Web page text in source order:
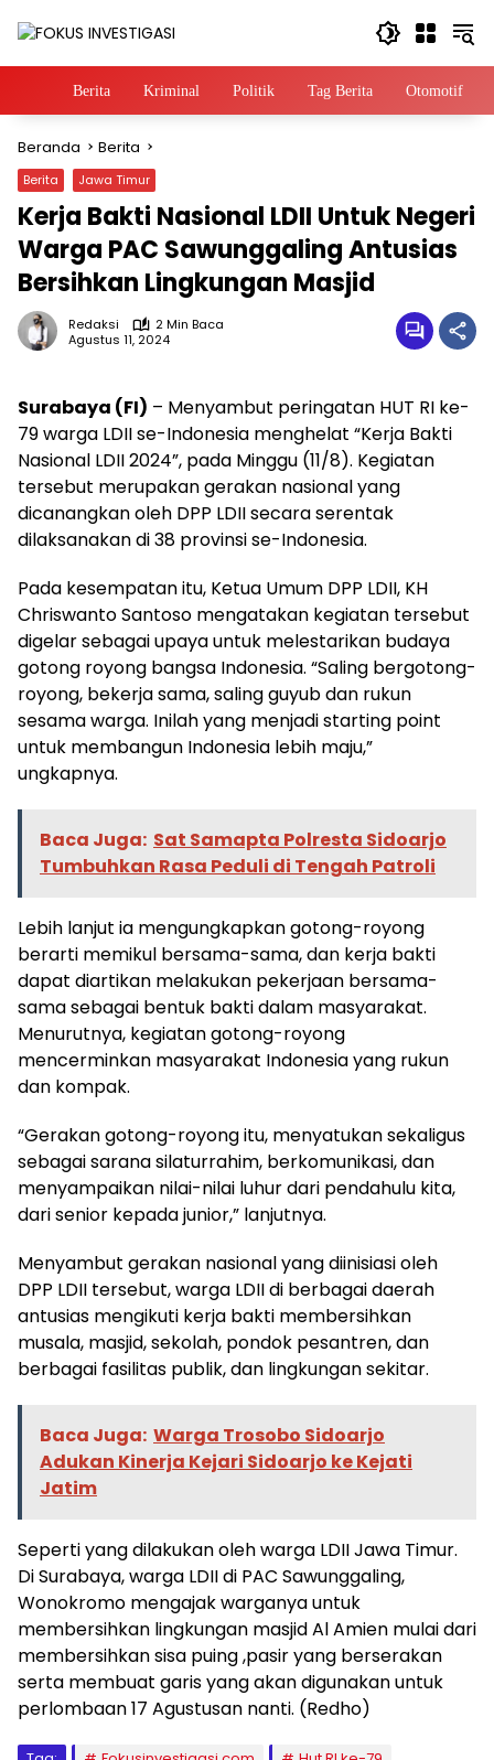
HomeBerita Kriminal Politik Tag Berita Otomotif
Beranda Berita
Berita Jawa Timur
Kerja Bakti Nasional LDII Untuk Negeri
Warga PAC Sawunggaling Antusias
Bersihkan Lingkungan Masjid
Redaksi
2 Min Baca
Agustus 11, 2024
Surabaya (FI) – Menyambut peringatan HUT RI ke-
79 warga LDII se-Indonesia menghelat “Kerja Bakti
Nasional LDII 2024”, pada Minggu (11/8). Kegiatan
tersebut merupakan gerakan nasional yang
dicanangkan oleh DPP LDII secara serentak
dilaksanakan di 38 provinsi se-Indonesia.
Pada kesempatan itu, Ketua Umum DPP LDII, KH
Chriswanto Santoso mengatakan kegiatan tersebut
digelar sebagai upaya untuk melestarikan budaya
gotong royong bangsa Indonesia. “Saling bergotong-
royong, bekerja sama, saling guyub dan rukun
sesama warga. Inilah yang menjadi starting point
untuk membangun Indonesia lebih maju,”
ungkapnya.
Baca Juga: Sat Samapta Polresta Sidoarjo
Tumbuhkan Rasa Peduli di Tengah Patroli
Lebih lanjut ia mengungkapkan gotong-royong
berarti memikul bersama-sama, dan kerja bakti
dapat diartikan melakukan pekerjaan bersama-
sama sebagai bentuk bakti dalam masyarakat.
Menurutnya, kegiatan gotong-royong
mencerminkan masyarakat Indonesia yang rukun
dan kompak.
“Gerakan gotong-royong itu, menyatukan sekaligus
sebagai sarana silaturrahim, berkomunikasi, dan
menyampaikan nilai-nilai luhur dari pendahulu kita,
dari senior kepada junior,” lanjutnya.
Menyambut gerakan nasional yang diinisiasi oleh
DPP LDII tersebut, warga LDII di berbagai daerah
antusias mengikuti kerja bakti membersihkan
musala, masjid, sekolah, pondok pesantren, dan
berbagai fasilitas publik, dan lingkungan sekitar.
Baca Juga: Warga Trosobo Sidoarjo
Adukan Kinerja Kejari Sidoarjo ke Kejati
Jatim
Seperti yang dilakukan oleh warga LDII Jawa Timur.
Di Surabaya, warga LDII di PAC Sawunggaling,
Wonokromo mengajak warganya untuk
membersihkan lingkungan masjid Al Amien mulai dari
membersihkan sisa puing ,pasir yang berserakan
serta membuat garis yang akan digunakan untuk
perlombaan 17 Agustusan nanti. (Redho)